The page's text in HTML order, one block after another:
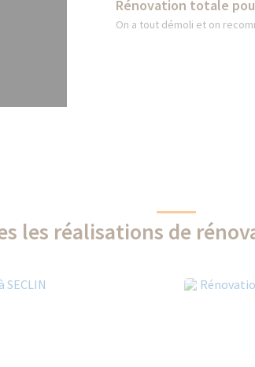
Rénovation totale
On a tout démoli et on
les réalisations de